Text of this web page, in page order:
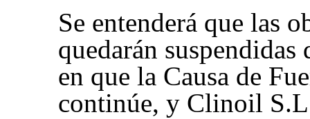
Se entenderá que las
quedarán
en que la Causa de
continúe, y Clinoil